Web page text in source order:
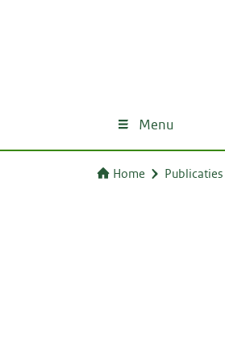
Menu
Home Publicaties